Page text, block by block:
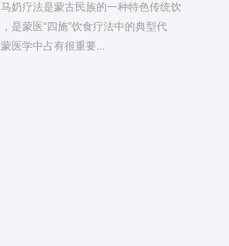
奶疗法是蒙古民族的一种特色传统饮
是蒙医“四施”饮食疗法中的典型代
医学中占有很重要...